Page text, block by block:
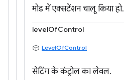
मोड में एक्सटेंशन चालू किया हो.
levelOfControl
LevelOfControl
सेटिंग के कंट्रोल का लेवल.